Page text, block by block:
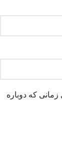
که دوباره